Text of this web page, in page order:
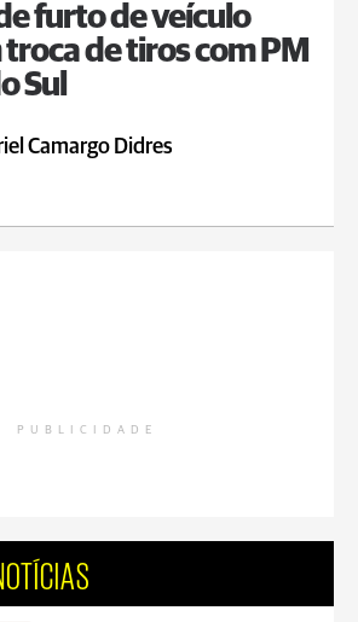
furto de veículo
de tiros com PM
Sul
Camargo Didres
PUBLICIDADE